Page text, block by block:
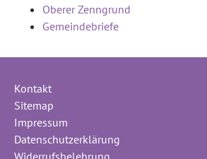
Oberer Zenngrund
Gemeindebriefe
Kontakt
Sitemap
Impressum
Datenschutzerklärung
Widerrufsbelehrung